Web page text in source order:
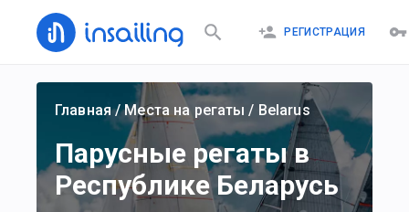
РЕГИСТРАЦИЯ
Главная/Места на регаты / Belarus
Парусные регаты в
Республике Беларусь